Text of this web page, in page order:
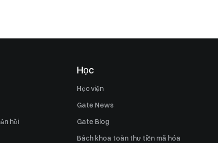
hồi
Học
Học viện
Gate News
Gate Blog
Bách khoa toàn thư tiền mã hóa